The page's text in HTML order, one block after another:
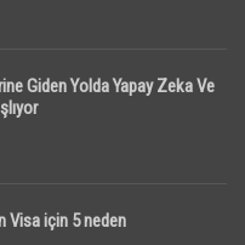
Giden Yolda Yapay Zeka Ve
Visa için 5 neden